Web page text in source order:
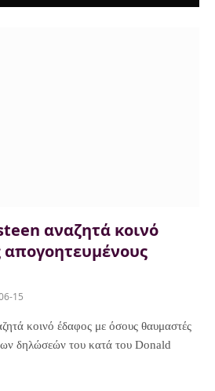
αναζητά κοινό
απογοητευμένους
15
κοινό έδαφος με όσους θαυμαστές
δηλώσεών του κατά του Donald